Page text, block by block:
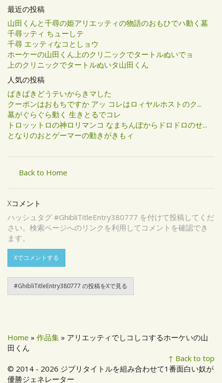
最近の投稿
山田くんと千尋の姫アリエッティの物語のおもひでハ動く墓
千尋ッティ ちューしテ
千尋 エッティなコとしョウ
ホーケーの山田くん上のクリ二ックでタートルぬいでョ
上のクリニックでタートルぬいタ山田くん
人気の投稿
ばきばきどうテいからきマした
クーポンはおもちですか アッ コレはロィヤルホストのク...
墓がぐらぐら動く 生きとるでコレ
トロッットロの神ロリマンコ なまちんぽからドロドロのせ...
となりのおとゲーマーの動きがきもィ
Back to Home
Xコメント
ハッシュタグ #GhibliTitleEntry380777 を付けて投稿してくだ
さい。検索ページへのリンクを利用してコメントを確認でき
ます。
Xでコメントする
#GhibliTitleEntry380777 の投稿をXで見る
Home » 作品集 » アリエッティでしコしコするホーケいの山
田くん
↑ Back to top
© 2014 - 2026 ジブリタイトルを組み合わせて1番面白い奴が
優勝ジェネレーター